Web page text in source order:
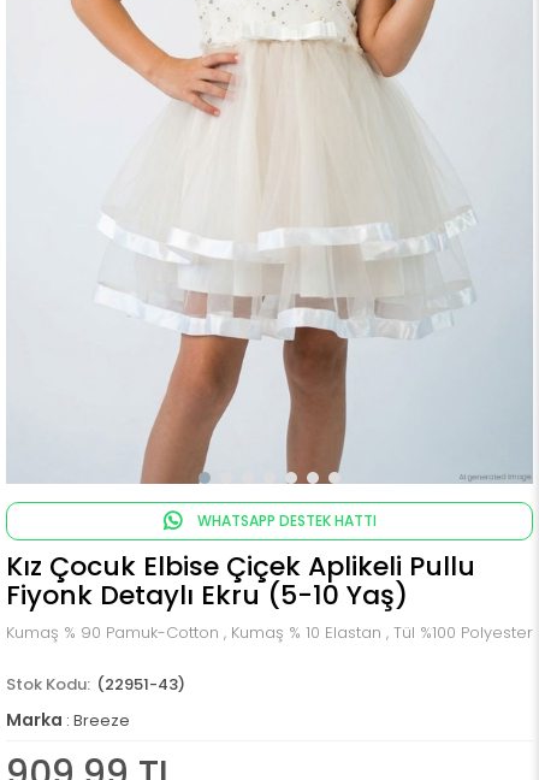
WHATSAPP DESTEK HATTI
Kız Çocuk Elbise Çiçek Aplikeli Pullu
Fiyonk Detaylı Ekru (5-10 Yaş)
Kumaş % 90 Pamuk-Cotton , Kumaş % 10 Elastan , Tül %100 Polyester
(22951-43)
Marka : Breeze